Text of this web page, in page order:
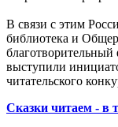
В связи с этим
библиотека и
выступили
читательского
Сказки читаем - в